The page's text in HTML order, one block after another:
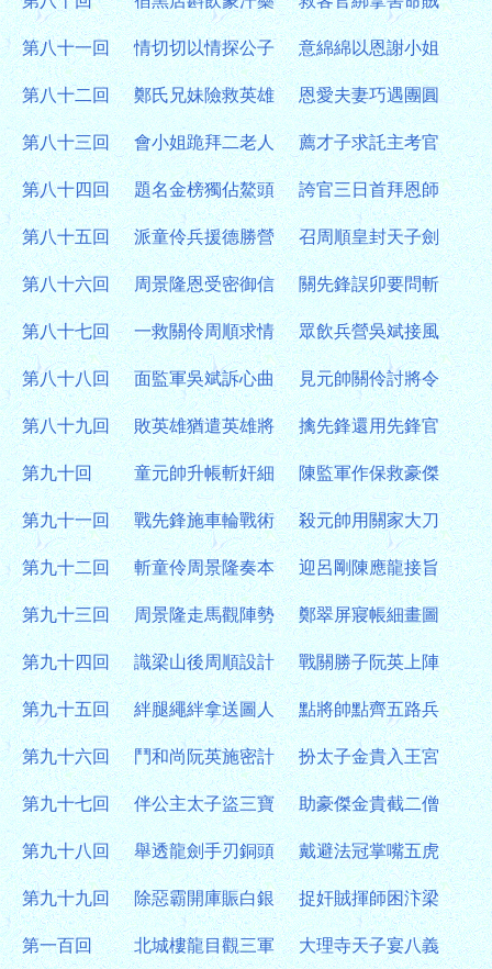
第八十一回 情切切以情探公子 意綿綿以恩謝小姐
第八十二回 鄭氏兄妹險救英雄 恩愛夫妻巧遇團圓
第八十三回 會小姐跪拜二老人 薦才子求託主考官
第八十四回 題名金榜獨佔鰲頭 誇官三日首拜恩師
第八十五回 派童伶兵援德勝營 召周順皇封天子劍
第八十六回 周景隆恩受密御信 關先鋒誤卯要問斬
第八十七回 一救關伶周順求情 眾飲兵營吳斌接風
第八十八回 面監軍吳斌訴心曲 見元帥關伶討將令
第八十九回 敗英雄猶遣英雄將 擒先鋒還用先鋒官
第九十回 童元帥升帳斬奸細 陳監軍作保救豪傑
第九十一回 戰先鋒施車輪戰術 殺元帥用關家大刀
第九十二回 斬童伶周景隆奏本 迎呂剛陳應龍接旨
第九十三回 周景隆走馬觀陣勢 鄭翠屏寢帳細畫圖
第九十四回 識梁山後周順設計 戰關勝子阮英上陣
第九十五回 絆腿繩絆拿送圖人 點將帥點齊五路兵
第九十六回 鬥和尚阮英施密計 扮太子金貴入王宮
第九十七回 伴公主太子盜三寶 助豪傑金貴截二僧
第九十八回 舉透龍劍手刃銅頭 戴避法冠掌嘴五虎
第九十九回 除惡霸開庫賑白銀 捉奸賊揮師困汴梁
第一百回 北城樓龍目觀三軍 大理寺天子宴八義